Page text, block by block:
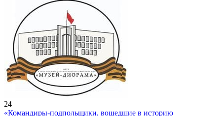
24
«Командиры-подпольщики, вошедшие в историю